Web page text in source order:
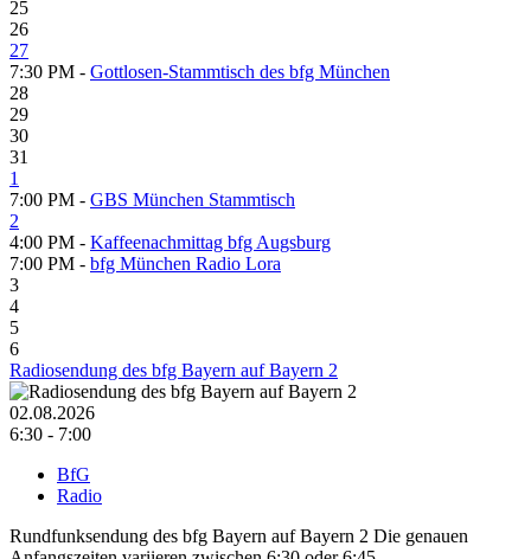
25
26
27
7:30 PM - Gottlosen-Stammtisch des bfg München
28
29
30
31
1
7:00 PM - GBS München Stammtisch
2
4:00 PM - Kaffeenachmittag bfg Augsburg
7:00 PM - bfg München Radio Lora
3
4
5
6
Radiosendung des bfg Bayern auf Bayern 2
02.08.2026
6:30 - 7:00
BfG
Radio
Rundfunksendung des bfg Bayern auf Bayern 2 Die genauen